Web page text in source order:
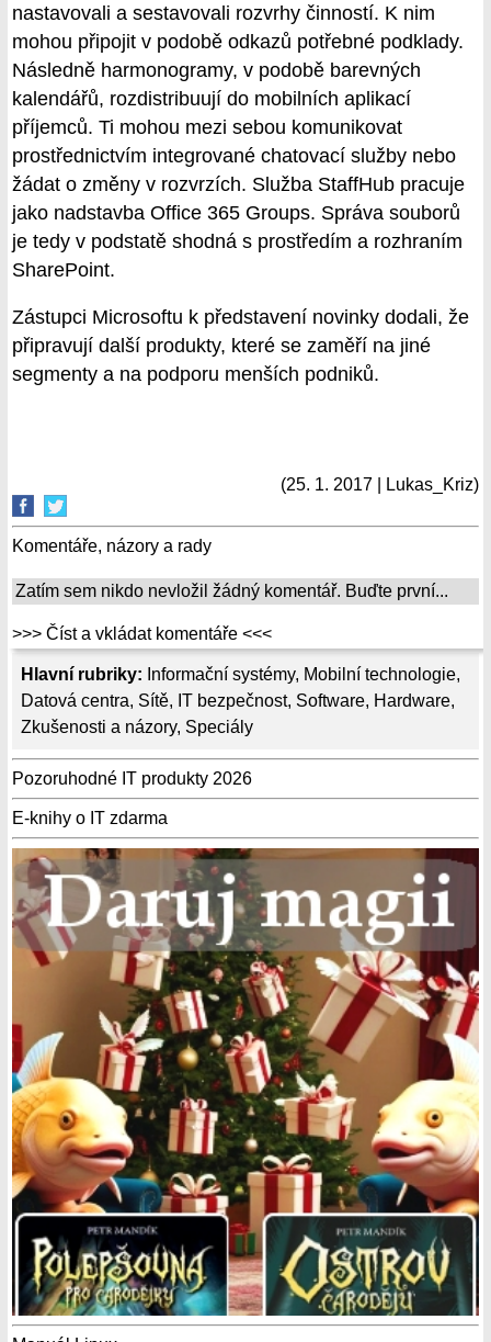
Hlavní rubriky: Informační systémy, Mobilní technologie,
Datová centra, Sítě, IT bezpečnost, Software, Hardware,
Zkušenosti a názory, Speciály
Pozoruhodné IT produkty 2026
E-knihy o IT zdarma
nastavovali a sestavovali rozvrhy činností. K nim
mohou připojit v podobě odkazů potřebné podklady.
Následně harmonogramy, v podobě barevných
kalendářů, rozdistribuují do mobilních aplikací
příjemců. Ti mohou mezi sebou komunikovat
prostřednictvím integrované chatovací služby nebo
žádat o změny v rozvrzích. Služba StaffHub pracuje
jako nadstavba Office 365 Groups. Správa souborů
je tedy v podstatě shodná s prostředím a rozhraním
SharePoint.
Zástupci Microsoftu k představení novinky dodali, že
připravují další produkty, které se zaměří na jiné
segmenty a na podporu menších podniků.
(25. 1. 2017 | Lukas_Kriz)
Komentáře, názory a rady
Zatím sem nikdo nevložil žádný komentář. Buďte první...
>>> Číst a vkládat komentáře <<<